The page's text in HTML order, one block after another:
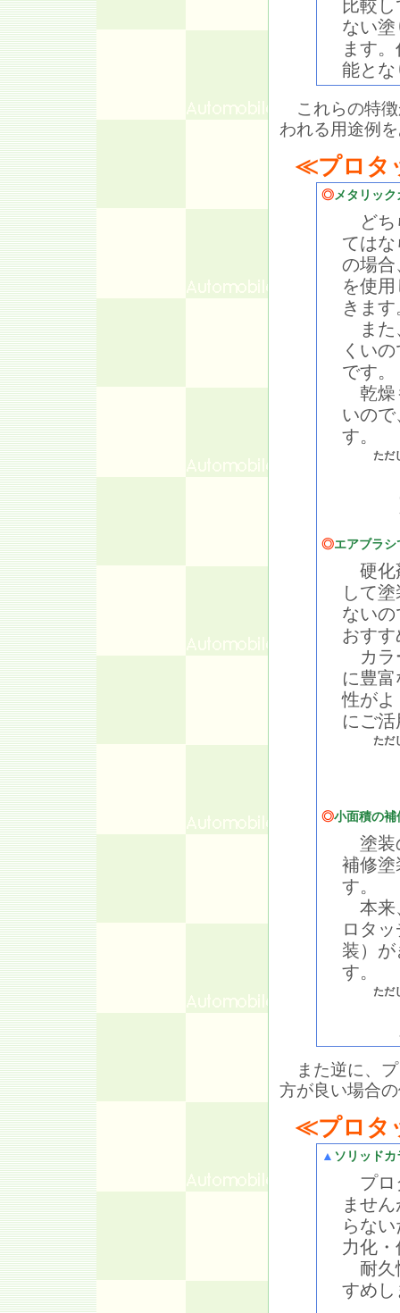
比較
ない
ます
能とな
これらの特徴
われる用途例
≪プロタ
◎メタリック
どち
ては
の場合
を使
きます
また
くい
です。
乾燥
いの
す。
ただ
◎エアブラシ
硬化
して
ない
おす
カラ
に豊
性がよ
にご
ただ
◎小面積の補
塗装
補修塗
す。
本来
ロタ
装）
す。
ただ
また逆に、プ
方が良い場合
≪プロタ
▲ ソリッド
プロ
ませ
らな
力化
耐久
すめし